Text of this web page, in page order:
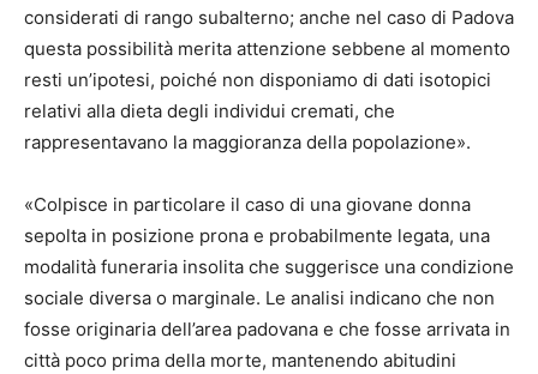
considerati di rango subalterno; anche nel caso di Padova
questa possibilità merita attenzione sebbene al momento
resti un’ipotesi, poiché non disponiamo di dati isotopici
relativi alla dieta degli individui cremati, che
rappresentavano la maggioranza della popolazione».
«Colpisce in particolare il caso di una giovane donna
sepolta in posizione prona e probabilmente legata, una
modalità funeraria insolita che suggerisce una condizione
sociale diversa o marginale. Le analisi indicano che non
fosse originaria dell’area padovana e che fosse arrivata in
città poco prima della morte, mantenendo abitudini